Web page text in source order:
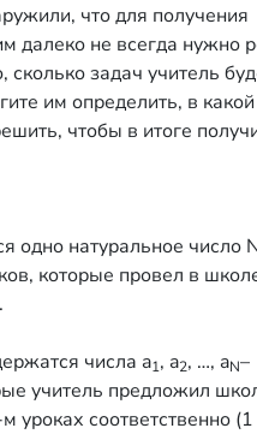
что для получения
далеко не всегда нужно
сколько задач учитель
им определить, в
чтобы в итоге
одно натуральное число
которые провел в
числа a1, a2, …, aN–
учитель предложил
уроках соответственно (1